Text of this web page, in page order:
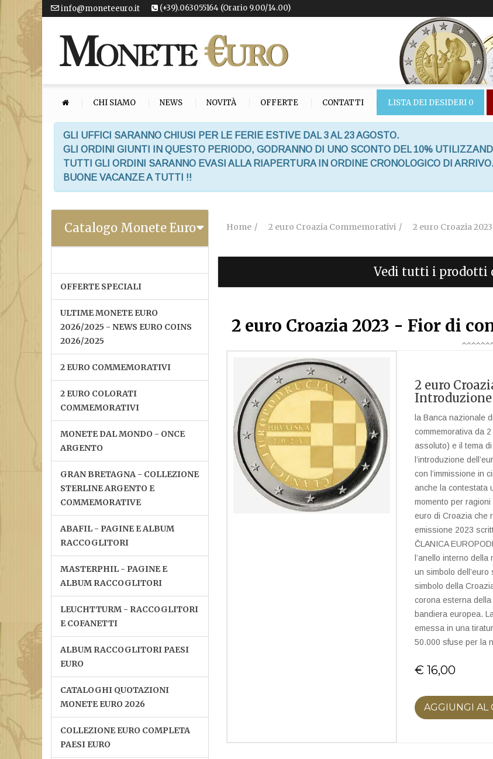
info@moneteeuro.it (+39).063055164 (Orario 9.00/14.00)
CHI SIAMO NEWS NOVITÀ OFFERTE CONTATTI LISTA DEI DESIDERI 0
GLI UFFICI SARANNO CHIUSI PER LE FERIE ESTIVE DAL 3 AL 23 AGOSTO.
GLI ORDINI GIUNTI IN QUESTO PERIODO, GODRANNO DI UNO SCONTO DEL 10%
TUTTI GLI ORDINI SARANNO EVASI ALLA RIAPERTURA IN ORDINE CRONOLOGICO DI ARRIVO.
BUONE VACANZE A TUTTI !!
Catalogo Monete Euro
OFFERTE SPECIALI
ULTIME MONETE EURO
2026/2025 - NEWS EURO COINS
2026/2025
2 EURO COMMEMORATIVI
2 EURO COLORATI
COMMEMORATIVI
MONETE DAL MONDO - ONCE
ARGENTO
GRAN BRETAGNA - COLLEZIONE
STERLINE ARGENTO E
COMMEMORATIVE
ABAFIL - PAGINE E ALBUM
RACCOGLITORI
MASTERPHIL - PAGINE E
ALBUM RACCOGLITORI
LEUCHTTURM - RACCOGLITORI
E COFANETTI
ALBUM RACCOGLITORI PAESI
EURO
CATALOGHI QUOTAZIONI
MONETE EURO 2026
COLLEZIONE EURO COMPLETA
PAESI EURO
Home 2 euro Croazia Commemorativi 2 euro Croazia
Vedi tutti i prodotti
2 euro Croazia 2023 - Fior di
2 euro
la Banca nazionale
commemorativa da
assoluto) e il tema
l’introduzione
con l’immissione in
anche la contestata
momento per
euro di Croazia che
emissione 2023
ČLANICA
l’anello interno
un simbolo
simbolo della
corona esterna
bandiera europea.
emessa in una
50.000 sfuse per la
€ 16,00
AGGIUNGI AL